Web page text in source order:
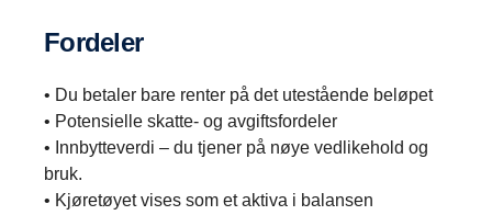
Fordeler
• Du betaler bare renter på det utestående beløpet
• Potensielle skatte- og avgiftsfordeler
• Innbytteverdi – du tjener på nøye vedlikehold og
bruk.
• Kjøretøyet vises som et aktiva i balansen